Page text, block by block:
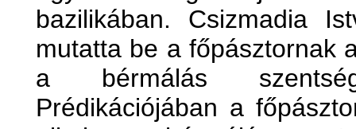
bazilikában. Csizmadia
mutatta be a főpásztornak
a bérmálás
Prédikációjában a